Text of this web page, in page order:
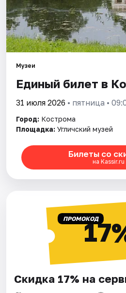
Музеи
Единый билет в
31 июля 2026 • пятница •
Город: Кострома
Площадка: Угличский музей
Билеты со
на Kassir.ru
ПРОМОКОД
Скидка 17% на